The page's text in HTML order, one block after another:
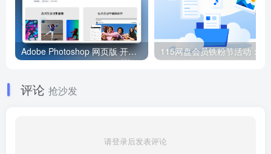
Adobe Photoshop 网页版 开放试用，注册可白嫖一年在线修图
评论 抢沙发
请登录后发表评论